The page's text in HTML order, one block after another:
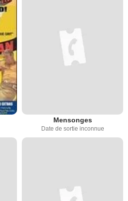
Mensonges
Date de sortie inconnue